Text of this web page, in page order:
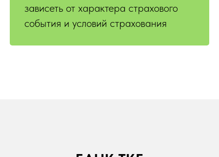
зависеть от характера страхового
события и условий страхования